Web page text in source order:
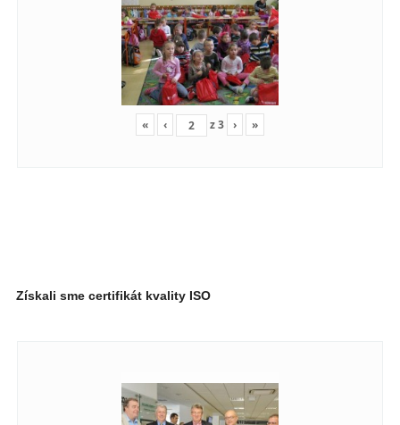
« ‹ z3 › »
Získali sme certifikát kvality ISO